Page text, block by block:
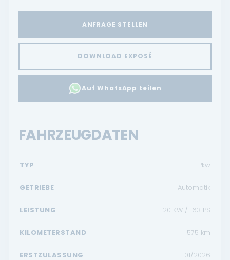
ANFRAGE STELLEN
DOWNLOAD EXPOSÉ
Auf WhatsApp teilen
FAHRZEUGDATEN
TYP Pkw
GETRIEBE Automatik
LEISTUNG 120 KW / 163 PS
KILOMETERSTAND 575 km
ERSTZULASSUNG 01/2026